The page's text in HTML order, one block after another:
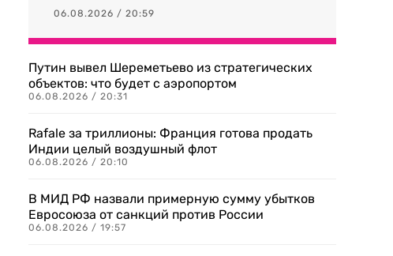
06.08.2026 / 20:59
Путин вывел Шереметьево из стратегических
объектов: что будет с аэропортом
06.08.2026 / 20:31
Rafale за триллионы: Франция готова продать
Индии целый воздушный флот
06.08.2026 / 20:10
В МИД РФ назвали примерную сумму убытков
Евросоюза от санкций против России
06.08.2026 / 19:57